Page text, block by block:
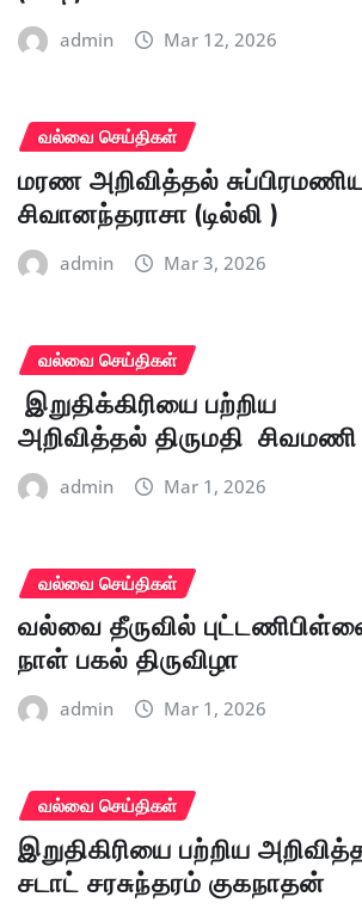
admin Mar 12, 2026
வல்வை செய்திகள்
மரண அறிவித்தல்
சிவானந்தராசா (டில்லி )
admin Mar 3, 2026
வல்வை செய்திகள்
இறுதிக்கிரியை பற்றிய
அறிவித்தல் திருமதி சிவமணி
admin Mar 1, 2026
வல்வை செய்திகள்
வல்வை தீருவில்
நாள் பகல் திருவிழா
admin Mar 1, 2026
வல்வை செய்திகள்
இறுதிகிரியை பற்றிய
சடாட் சரசுந்தரம் குகநாதன்